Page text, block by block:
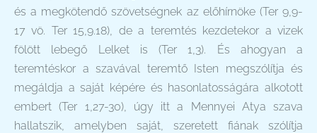
és a megkötendő szövetségnek az előhírnöke (Ter 9,9-
17 vö. Ter 15,9.18), de a teremtés kezdetekor a vizek
fölött lebegő Lelket is (Ter 1,3). És ahogyan a
teremtéskor a szavával teremtő Isten megszólítja és
megáldja a saját képére és hasonlatosságára alkotott
embert (Ter 1,27-30), úgy itt a Mennyei Atya szava
hallatszik, amelyben saját, szeretett fiának szólítja